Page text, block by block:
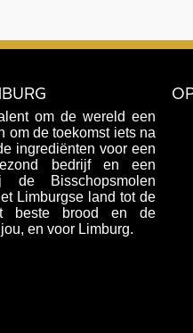
om de wereld een
om de toekomst iets na
ingrediënten voor een
bedrijf en een
de Bisschopsmolen
Limburgse land tot de
beste brood en de
en voor Limburg.